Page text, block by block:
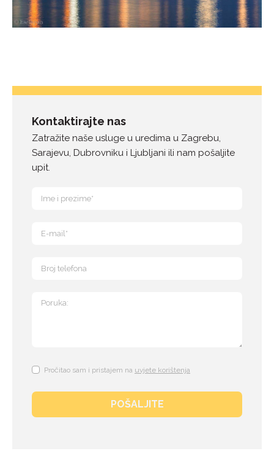
Kontaktirajte nas
Zatražite naše usluge u uredima u Zagrebu,
Sarajevu, Dubrovniku i Ljubljani ili nam pošaljite
upit.
Pročitao sam i pristajem na uvjete korištenja
POŠALJITE